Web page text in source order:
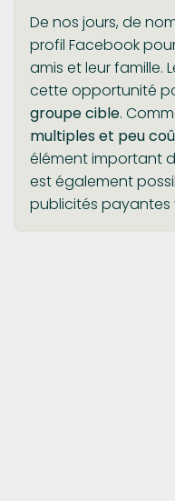
De nos jours, de
profil Facebook
amis et leur famille.
cette opportunité
groupe cible.
multiples et peu
élément important
est également
publicités payantes